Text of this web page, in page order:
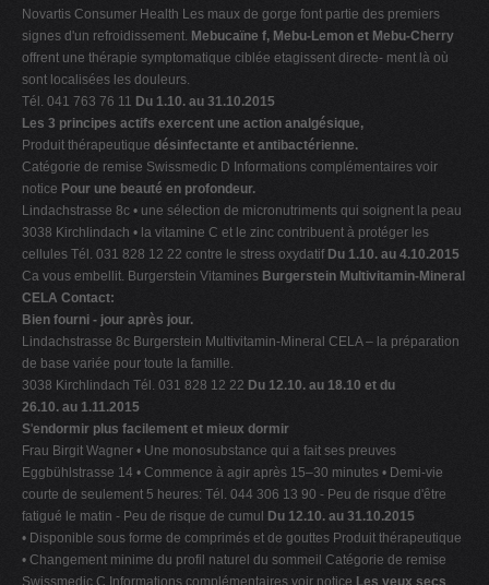
Novartis Consumer Health Les maux de gorge font partie des premiers
signes d'un refroidissement. Mebucaïne f, Mebu-Lemon et Mebu-Cherry
offrent une thérapie symptomatique ciblée etagissent directe- ment là où
sont localisées les douleurs.
Tél. 041 763 76 11 Du 1.10. au 31.10.2015
Les 3 principes actifs exercent une action analgésique,
Produit thérapeutique désinfectante et antibactérienne.
Catégorie de remise Swissmedic D Informations complémentaires voir
notice Pour une beauté en profondeur.
Lindachstrasse 8c • une sélection de micronutriments qui soignent la peau
3038 Kirchlindach • la vitamine C et le zinc contribuent à protéger les
cellules Tél. 031 828 12 22 contre le stress oxydatif Du 1.10. au 4.10.2015
Ca vous embellit. Burgerstein Vitamines Burgerstein Multivitamin-Mineral
CELA Contact:
Bien fourni - jour après jour.
Lindachstrasse 8c Burgerstein Multivitamin-Mineral CELA – la préparation
de base variée pour toute la famille.
3038 Kirchlindach Tél. 031 828 12 22 Du 12.10. au 18.10 et du
26.10. au 1.11.2015
S'endormir plus facilement et mieux dormir
Frau Birgit Wagner • Une monosubstance qui a fait ses preuves
Eggbühlstrasse 14 • Commence à agir après 15–30 minutes • Demi-vie
courte de seulement 5 heures: Tél. 044 306 13 90 - Peu de risque d'être
fatigué le matin - Peu de risque de cumul Du 12.10. au 31.10.2015
• Disponible sous forme de comprimés et de gouttes Produit thérapeutique
• Changement minime du profil naturel du sommeil Catégorie de remise
Swissmedic C Informations complémentaires voir notice Les yeux secs